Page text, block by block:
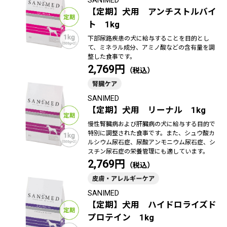
【定期】犬用 アンチストルバイ
ト 1kg
下部尿路疾患の犬に給与することを目的とし
て、ミネラル成分、アミノ酸などの含有量を調
整した食事です。
2,769円
SANIMED
【定期】犬用 リーナル 1kg
慢性腎臓病および肝臓病の犬に給与する目的で
特別に調整された食事です。また、シュウ酸カ
ルシウム尿石症、尿酸アンモニウム尿石症、シ
スチン尿石症の栄養管理にも適しています。
2,769円
SANIMED
【定期】犬用 ハイドロライズド
プロテイン 1kg